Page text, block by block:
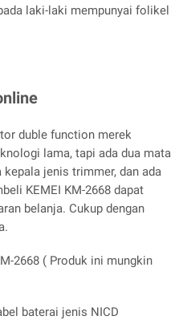
laki-laki mempunyai folikel
duble function merek
lama, tapi ada dua mata
jenis trimmer, dan ada
KEMEI KM-2668 dapat
belanja. Cukup dengan
2668 ( Produk ini mungkin
baterai jenis NICD